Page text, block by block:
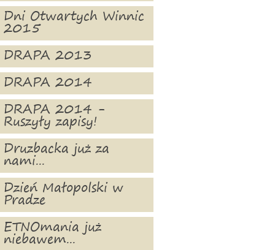
Dni Otwartych Winnic
2015
DRAPA 2013
DRAPA 2014
DRAPA 2014 -
Ruszyły zapisy!
Druzbacka już za
nami...
Dzień Małopolski w
Pradze
ETNOmania już
niebawem...